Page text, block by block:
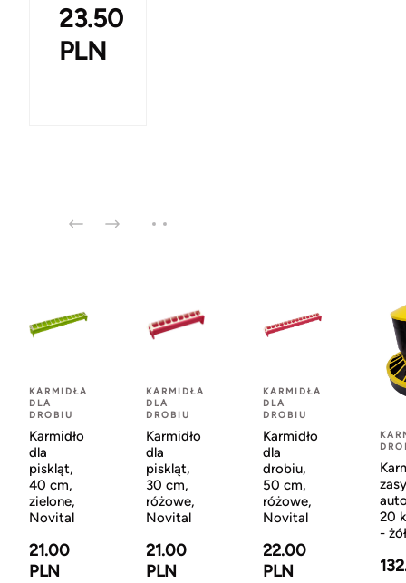
23.50
PLN
KARMIDŁA
DLA
DROBIU
Karmidło
dla
piskląt,
40 cm,
zielone,
Novital
21.00
PLN
KARMIDŁA
DLA
DROBIU
Karmidło
dla
piskląt,
30 cm,
różowe,
Novital
21.00
PLN
KARMIDŁA
DLA
DROBIU
Karmidło
dla
drobiu,
50 cm,
różowe,
Novital
22.00
PLN
20
-